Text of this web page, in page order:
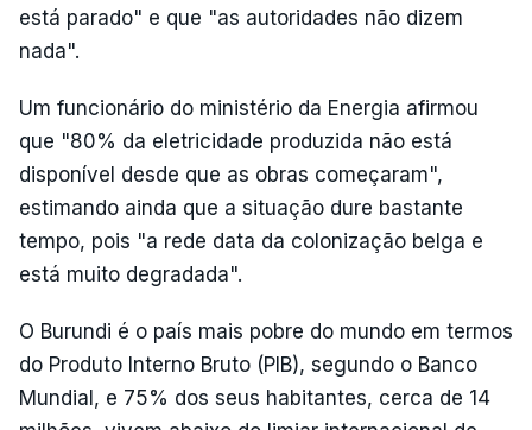
está parado" e que "as autoridades não dizem
nada".
Um funcionário do ministério da Energia afirmou
que "80% da eletricidade produzida não está
disponível desde que as obras começaram",
estimando ainda que a situação dure bastante
tempo, pois "a rede data da colonização belga e
está muito degradada".
O Burundi é o país mais pobre do mundo em termos
do Produto Interno Bruto (PIB), segundo o Banco
Mundial, e 75% dos seus habitantes, cerca de 14